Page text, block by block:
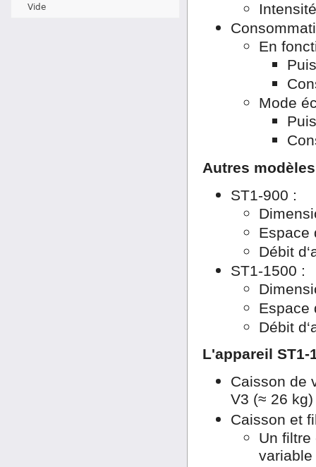
Vide
En
Mode
Autres
ST1-900 :
Espace
Débit
ST1-1500 :
Espace
Débit
L'appareil
Caisson de
V3 (≈ 26 kg)
Caisson et
Un filtre